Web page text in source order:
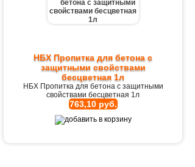
НБХ Пропитка для бетона с
защитными свойствами
бесцветная 1л
НБХ Пропитка для бетона с защитными
свойствами бесцветная 1л
763,10 руб.